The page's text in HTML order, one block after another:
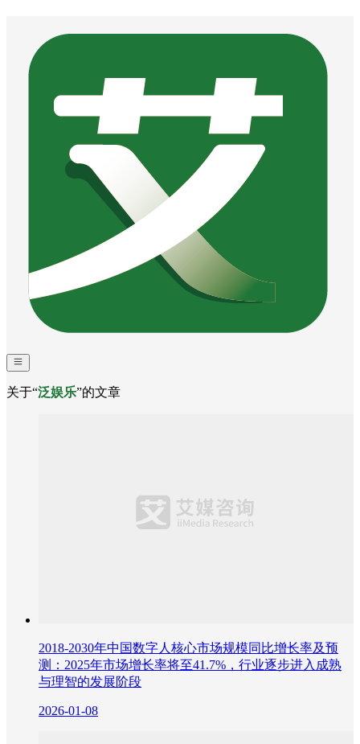
关于“泛娱乐”的文章
2018-2030年中国数字人核心市场规模同比增长率及预
测：2025年市场增长率将至41.7%，行业逐步进入成熟
与理智的发展阶段
2026-01-08